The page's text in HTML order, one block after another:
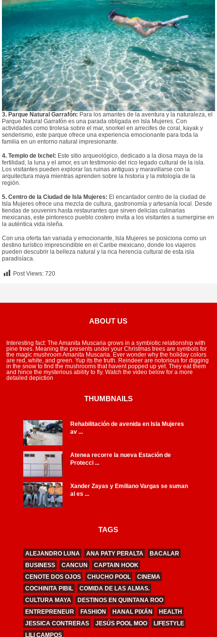
3. Parque Natural Garrafón: Para los amantes de la aventura y la naturaleza, el
Parque Natural Garrafón es una parada obligada en Isla Mujeres. Con
actividades como tirolesa sobre el mar, snorkel en arrecifes de coral, kayak y
senderismo, este parque ofrece una experiencia emocionante para toda la
familia en un entorno natural impresionante.
4. Templo de Ixchel: Este sitio arqueológico, dedicado a la diosa maya de la
fertilidad, la luna y el amor, es un testimonio del rico legado cultural de la isla.
Los visitantes pueden explorar las ruinas antiguas y maravillarse con la
arquitectura maya mientras aprenden sobre la historia y la mitología de la
región.
5. Centro de la Ciudad de Isla Mujeres: El encantador centro de la ciudad de
Isla Mujeres ofrece una mezcla de cultura, gastronomía y artesanía local. Desde
tiendas de souvenirs hasta restaurantes que sirven delicias culinarias
mexicanas, este pintoresco pueblo costero invita a los visitantes a sumergirse en
la auténtica vida isleña.
Con una oferta tan variada y emocionante, Isla Mujeres se posiciona como un
destino turístico imprescindible en el Caribe mexicano, donde los viajeros
pueden descubrir la belleza natural y la rica herencia cultural de esta isla
paradisíaca.
Post Views: 720
ABOUT US
Interesting fact: The Amanita Muscaria grows in a symbiotic relationship with
pine trees. Meaning the presents under your Christmas trees are symbols for
the magic mushroom Amanita Muscaria. Ever wonder why the holiday colors
are red, white, and green. Yup its the truth. Reindeer are notorious for digging
in the snow to find the mushrooms that havent popped up yet. They eat them
and hince the mysterious ability to fly. Watch the video below for a more
detailed depiction
THUMBNAILS
Rehabilitación de avenida en Isla Mujeres
av ...
Atenea recorre la nueva Estación de
Protecci ...
Xander Zayas y Emiliano Vargas se suman
al es ...
TAGS
ALEJANDRO LUNA ANA PATY PERALTA
BACALAR
BUSINESS
CANCUN
CAPTAIN HOOK
CENOTE DOS OJOS
CHUCHO POOL
CINEMA
COCHINITA PIBIL
COMIDA DE LAS ALMAS.
CULTURA MAYA
DESTINOS EN QUINTANA ROO
ENTREPRENEUR
FASHION HANAL PIXÁN
HEALTH
JESSICA CONTRERAS
JESÚS POOL MOO
LIFESTYLE
LILI CAMPOS